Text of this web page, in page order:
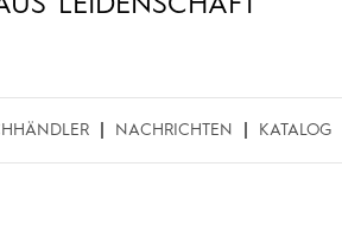
NACHRICHTEN KATALOG